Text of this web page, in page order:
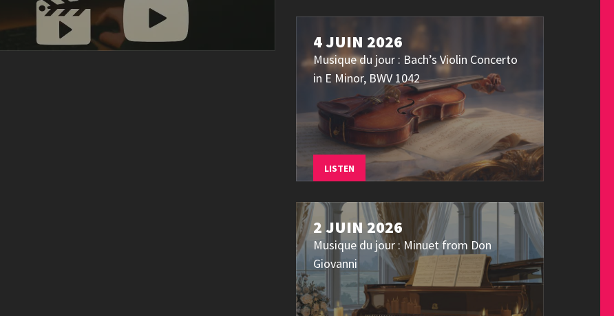
4 JUIN 2026
Musique du jour : Bach’s Violin Concerto
in E Minor, BWV 1042
LISTEN
2 JUIN 2026
Musique du jour : Minuet from Don
Giovanni